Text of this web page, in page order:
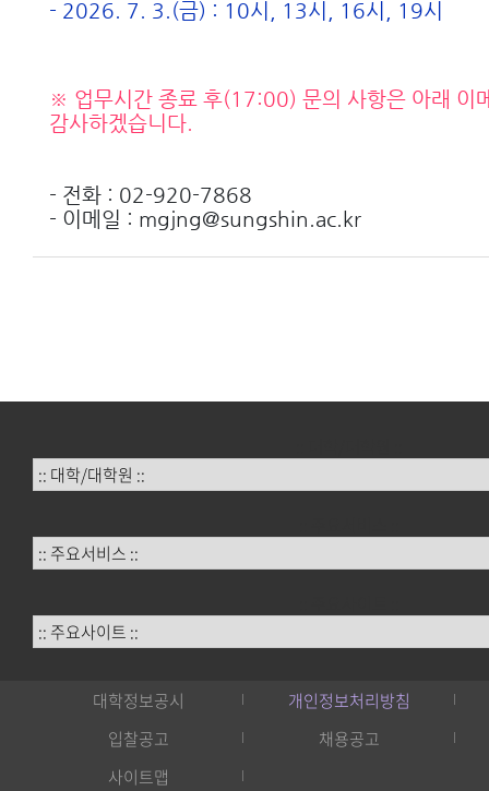
- 2026. 7. 3.(금) : 10시 , 13시 , 16시 , 19시
※ 업무시간 종료 후(17:00) 문의 사항은 아래 이
감사하겠습니다
- 전화 : 02-920-7868
- 이메일 : mgjng@sungshin.ac.kr
대학정보공시
개인정보처리방침
입찰공고
채용공고
사이트맵